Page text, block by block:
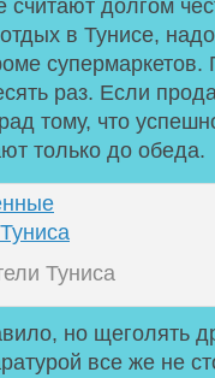
долгом
в Тунисе,
раз. Если
тому, что
только до обеда.
Туниса
но щеголять
все же не